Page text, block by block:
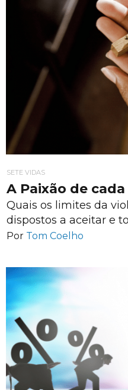
SETE VIDAS
A Paixão de
Quais os limites da
dispostos a aceitar e
Por Tom Coelho